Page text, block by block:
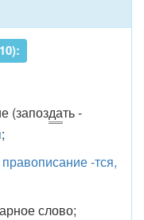
(запоздать -
;
правописание -тся,
слово;